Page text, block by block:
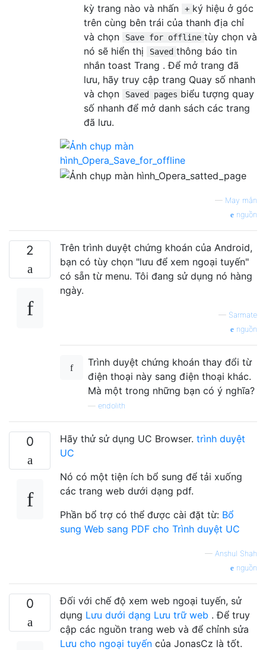
kỳ trang nào và nhấn
+ ký hiệu ở góc
trên cùng bên trái của thanh địa chỉ
và chọn
Save for offline tùy chọn và
nó sẽ hiển thị
Saved thông báo tin
nhắn toast Trang . Để mở trang đã
lưu, hãy truy cập trang Quay số nhanh
và chọn
Saved pages biểu tượng quay
số nhanh để mở danh sách các trang
đã lưu.
— May mắn
nguồn
2
Trên trình duyệt chứng khoán của Android,
bạn có tùy chọn "lưu để xem ngoại tuyến"
có sẵn từ menu. Tôi đang sử dụng nó hàng
ngày.
— Sarmate
nguồn
Trình duyệt chứng khoán thay đổi từ
điện thoại này sang điện thoại khác.
Mà một trong những bạn có ý nghĩa?
endolith
0 Hãy thử sử dụng UC Browser. trình duyệt
UC
Nó có một tiện ích bổ sung để tải xuống
các trang web dưới dạng pdf.
Phần bổ trợ có thể được cài đặt từ: Bổ
sung Web sang PDF cho Trình duyệt UC
— Anshul Shah
nguồn
0
Đối với chế độ xem web ngoại tuyến, sử
dụng Lưu dưới dạng Lưu trữ web . Để truy
cập các nguồn trang web và để chỉnh sửa
Lưu cho ngoại tuyến của JonasCz là tốt.